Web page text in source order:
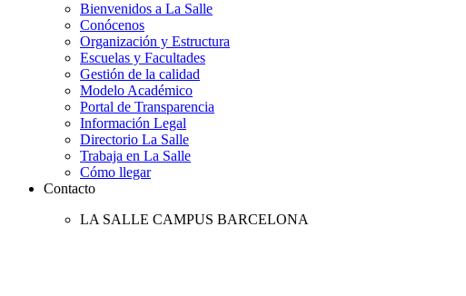
Bienvenidos a La Salle
Conócenos
Organización y Estructura
Escuelas y Facultades
Gestión de la calidad
Modelo Académico
Portal de Transparencia
Información Legal
Directorio La Salle
Trabaja en La Salle
Cómo llegar
Contacto
LA SALLE CAMPUS BARCELONA